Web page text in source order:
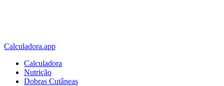
Calculadora.app
Calculadora
Nutrição
Dobras Cutâneas